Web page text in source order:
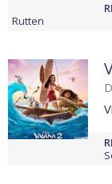
Rutten